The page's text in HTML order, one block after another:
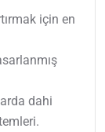
için en
dahi